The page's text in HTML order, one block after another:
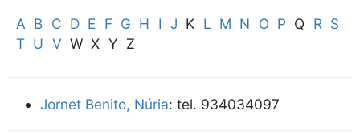
A B C D E F G H I J K L M N O P Q R S
T U V W X Y Z
Jornet Benito, Núria: tel. 934034097